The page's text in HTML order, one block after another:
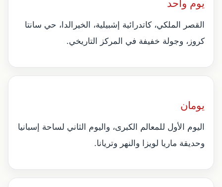
يوم واحد
القصر الملكي، كاتدرائية إشبيلية، الخيرالدا، حي سانتا
كروز، وجولة خفيفة في المركز التاريخي.
يومان
اليوم الأول للمعالم الكبرى، واليوم الثاني لساحة إسبانيا
وحديقة ماريا لويزا والنهر وتريانا.